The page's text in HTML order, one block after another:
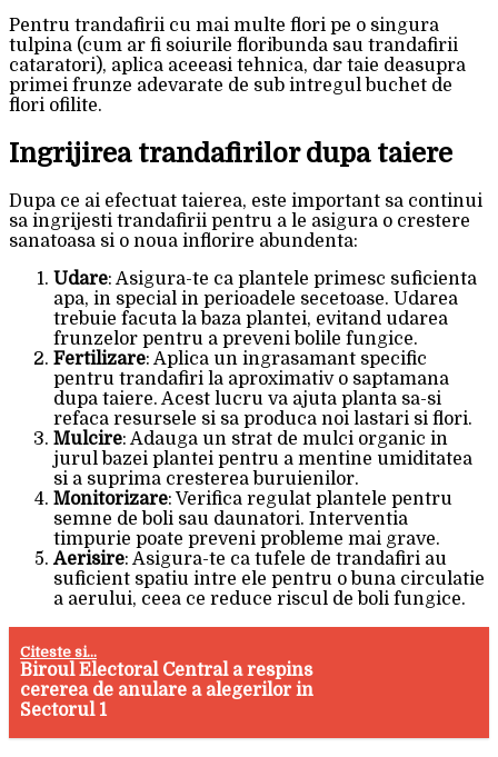
Pentru trandafirii cu mai multe flori pe o singura
tulpina (cum ar fi soiurile floribunda sau trandafirii
cataratori), aplica aceeasi tehnica, dar taie deasupra
primei frunze adevarate de sub intregul buchet de
flori ofilite.
Ingrijirea trandafirilor dupa taiere
Dupa ce ai efectuat taierea, este important sa continui
sa ingrijesti trandafirii pentru a le asigura o crestere
sanatoasa si o noua inflorire abundenta:
Udare: Asigura-te ca plantele primesc suficienta
apa, in special in perioadele secetoase. Udarea
trebuie facuta la baza plantei, evitand udarea
frunzelor pentru a preveni bolile fungice.
Fertilizare: Aplica un ingrasamant specific
pentru trandafiri la aproximativ o saptamana
dupa taiere. Acest lucru va ajuta planta sa-si
refaca resursele si sa produca noi lastari si flori.
Mulcire: Adauga un strat de mulci organic in
jurul bazei plantei pentru a mentine umiditatea
si a suprima cresterea buruienilor.
Monitorizare: Verifica regulat plantele pentru
semne de boli sau daunatori. Interventia
timpurie poate preveni probleme mai grave.
Aerisire: Asigura-te ca tufele de trandafiri au
suficient spatiu intre ele pentru o buna circulatie
a aerului, ceea ce reduce riscul de boli fungice.
Citeste si...
Biroul Electoral Central a respins
cererea de anulare a alegerilor in
Sectorul 1